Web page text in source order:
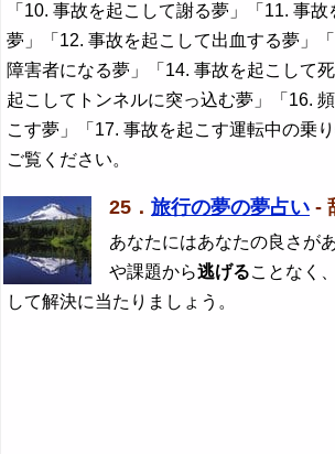
「10. 事故を起こして謝る夢」「11. 事
夢」「12. 事故を起こして出血する夢」
障害者になる夢」「14. 事故を起こして
起こしてトンネルに突っ込む夢」「16.
こす夢」「17. 事故を起こす運転中の乗
ご覧ください。
25． 旅行の夢の夢占い -
あなたにはあなたの良さが
や課題から逃げることなく
して解決に当たりましょう。